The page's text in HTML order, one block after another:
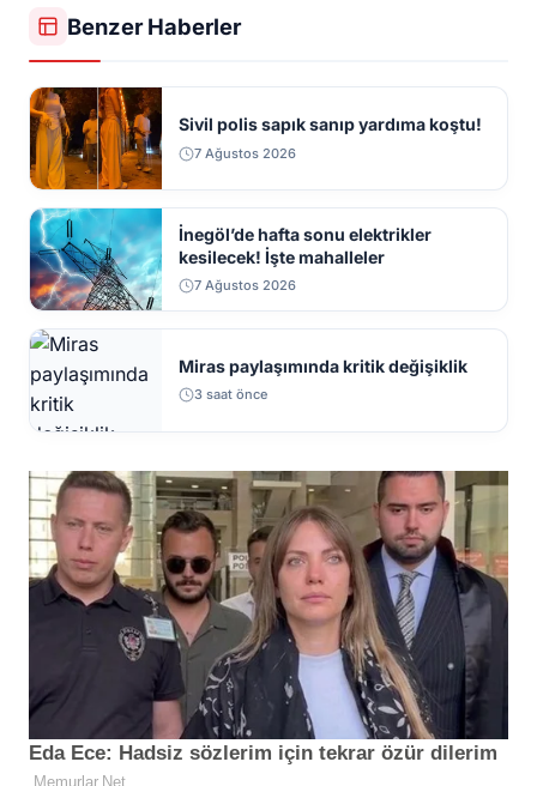
Benzer Haberler
Sivil polis sapık sanıp yardıma koştu!
7 Ağustos 2026
İnegöl’de hafta sonu elektrikler
kesilecek! İşte mahalleler
7 Ağustos 2026
Miras paylaşımında kritik değişiklik
3 saat önce